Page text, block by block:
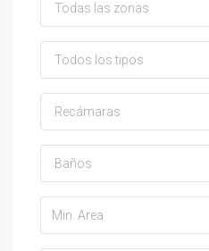
Todas las zonas
Todos los tipos
Recámaras
Baños